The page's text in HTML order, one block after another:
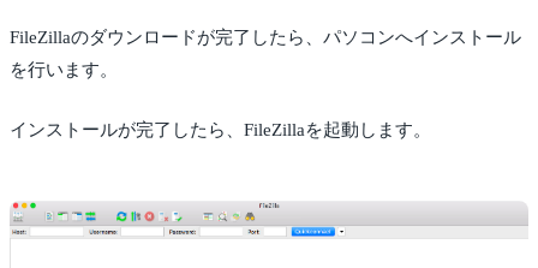
FileZillaのダウンロードが完了したら、パソコンへインストール
を行います。
インストールが完了したら、FileZillaを起動します。